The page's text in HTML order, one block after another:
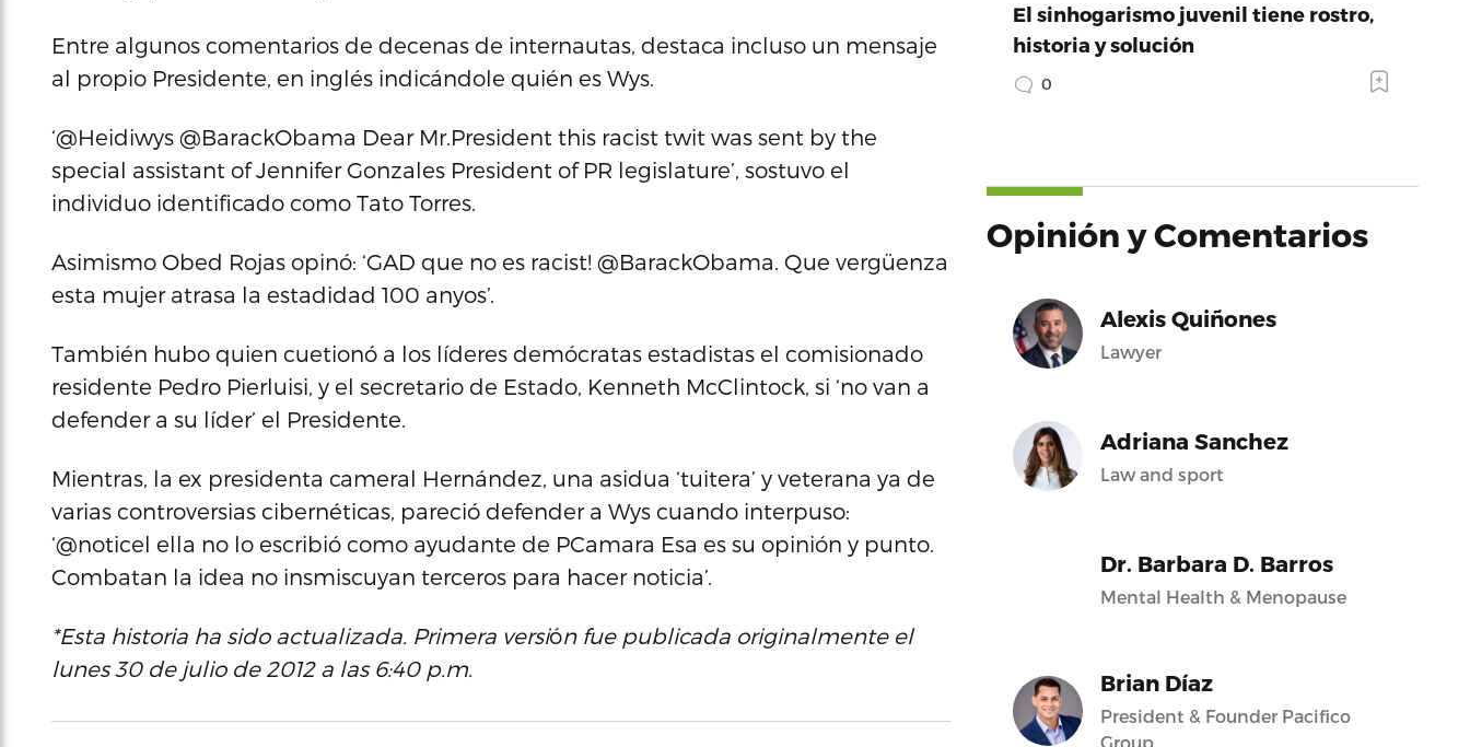
Entre algunos comentarios de decenas de internautas, destaca incluso un mensaje
al propio Presidente, en inglés indicándole quién es Wys.
‘@Heidiwys @BarackObama Dear Mr.President this racist twit was sent by the
special assistant of Jennifer Gonzales President of PR legislature’, sostuvo el
individuo identificado como Tato Torres.
Asimismo Obed Rojas opinó: ‘GAD que no es racist! @BarackObama. Que vergüenza
esta mujer atrasa la estadidad 100 anyos’.
También hubo quien cuetionó a los líderes demócratas estadistas el comisionado
residente Pedro Pierluisi, y el secretario de Estado, Kenneth McClintock, si ‘no van a
defender a su líder’ el Presidente.
Mientras, la ex presidenta cameral Hernández, una asidua ‘tuitera’ y veterana ya de
varias controversias cibernéticas, pareció defender a Wys cuando interpuso:
‘@noticel ella no lo escribió como ayudante de PCamara Esa es su opinión y punto.
Combatan la idea no insmiscuyan terceros para hacer noticia’.
*Esta historia ha sido actualizada. Primera versión fue publicada originalmente el
lunes 30 de julio de 2012 a las 6:40 p.m.
El sinhogarismo juvenil tiene rostro,
historia y solución
0
Opinión y Comentarios
Alexis Quiñones
Lawyer
Adriana Sanchez
Law and sport
Dr. Barbara D. Barros
Mental Health & Menopause
Brian Díaz
President & Founder Pacifico
Group